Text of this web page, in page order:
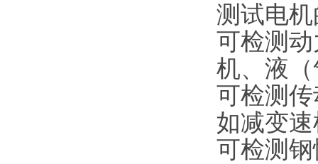
测试电
可检测
机、液
可检测
如减变
可检测